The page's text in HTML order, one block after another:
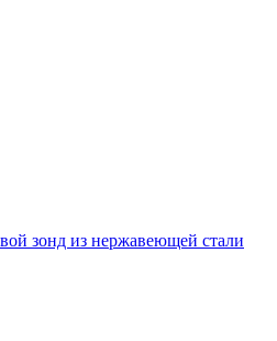
зонд из нержавеющей стали